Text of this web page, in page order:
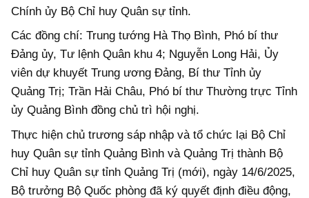
Chính ủy Bộ Chỉ huy Quân sự tỉnh.
Các đồng chí: Trung tướng Hà Thọ Bình, Phó bí thư
Đảng ủy, Tư lệnh Quân khu 4; Nguyễn Long Hải, Ủy
viên dự khuyết Trung ương Đảng, Bí thư Tỉnh ủy
Quảng Trị; Trần Hải Châu, Phó bí thư Thường trực Tỉnh
ủy Quảng Bình đồng chủ trì hội nghị.
Thực hiện chủ trương sáp nhập và tổ chức lại Bộ Chỉ
huy Quân sự tỉnh Quảng Bình và Quảng Trị thành Bộ
Chỉ huy Quân sự tỉnh Quảng Trị (mới), ngày 14/6/2025,
Bộ trưởng Bộ Quốc phòng đã ký quyết định điều động,